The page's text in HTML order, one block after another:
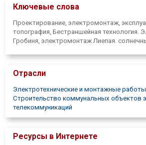
Ключевые слова
Проектирование, электромонтаж,
топография, Бестраншейная технология.
Гробиня, электромонтаж Лиепая.
Отрасли
Электротехнические и монтажные работы
Строительство коммунальных объектов
телекоммуникаций
Ресурсы в Интернете